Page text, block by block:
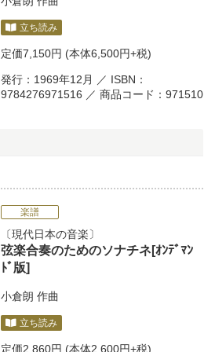
立ち読み
定価7,150円 (本体6,500円+税)
発行：1969年12月 ／ ISBN：
9784276971516 ／ 商品コード：971510
楽譜
現代日本の音楽
弦楽合奏のためのソナチネ[ｵﾝﾃﾞﾏﾝ
ﾄﾞ版]
小倉朗 作曲
立ち読み
定価2,860円 (本体2,600円+税)